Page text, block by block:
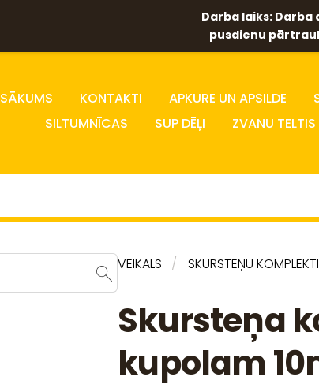
Darba laiks: Darba
pusdienu
SĀKUMS KONTAKTI APKURE UN APSILDE
SILTUMNĪCAS
SUP DĒĻI ZVANU TELTIS
VEIKALS SKURSTEŅU KOMPLEKTI
Skursteņa
kupolam